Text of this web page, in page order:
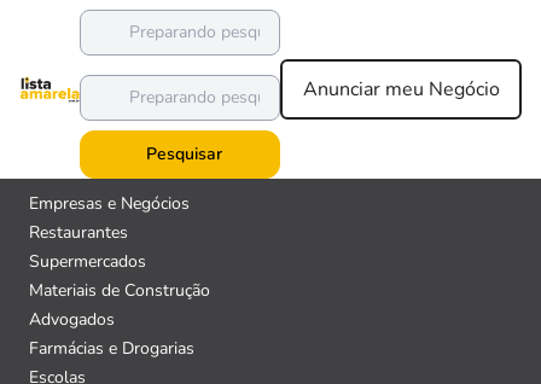
Pesquisar
Anunciar meu Negócio
Empresas e Negócios
Restaurantes
Supermercados
Materiais de Construção
Advogados
Farmácias e Drogarias
Escolas